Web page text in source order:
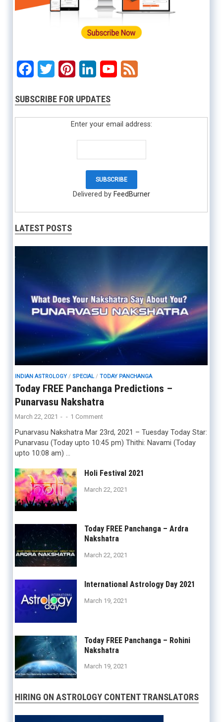
Facebook
Twitter PinterestLinkedInYouTube
SUBSCRIBE FOR UPDATES
Enter your email address:
Delivered by FeedBurner
LATEST POSTS
INDIAN ASTROLOGY/ SPECIAL/ TODAY PANCHANGA
Today FREE Panchanga Predictions –
Punarvasu Nakshatra
March 22, 2021 - - 1 Comment
Punarvasu Nakshatra Mar 23rd, 2021 – Tuesday Today Star:
Punarvasu (Today upto 10:45 pm) Thithi: Navami (Today
upto 10:08 am) …
Holi Festival 2021
March 22, 2021
Today FREE Panchanga – Ardra
Nakshatra
March 22, 2021
International Astrology Day 2021
March 19, 2021
Today FREE Panchanga – Rohini
Nakshatra
March 19, 2021
HIRING ON ASTROLOGY CONTENT TRANSLATORS